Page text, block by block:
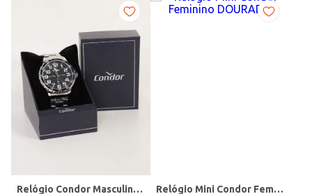
Relógio Condor Masculino PRATA Relógio Mini Condor Feminino DOURADO